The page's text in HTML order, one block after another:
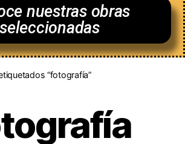
nuestras obras
seleccionadas
“fotografía”